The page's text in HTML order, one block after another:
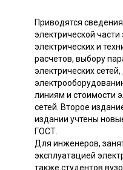
Приводятся
электрической
электрических и
расчетов, выбору
электрических
линиям и стоимости
сетей. Второе
издании учтены
ГОСТ.
Для инженеров,
эксплуатацией
также студентов